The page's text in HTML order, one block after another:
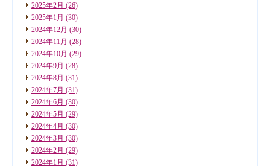
2025年2月 (26)
2025年1月 (30)
2024年12月 (30)
2024年11月 (28)
2024年10月 (29)
2024年9月 (28)
2024年8月 (31)
2024年7月 (31)
2024年6月 (30)
2024年5月 (29)
2024年4月 (30)
2024年3月 (30)
2024年2月 (29)
2024年1月 (31)